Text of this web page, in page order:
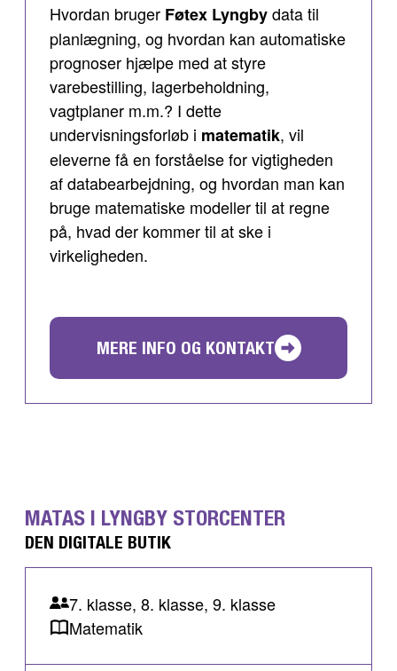
Hvordan bruger Føtex Lyngbydata til
planlægning, og hvordan kan automatiske
prognoser hjælpe med at styre
varebestilling, lagerbeholdning,
vagtplaner m.m.? I dette
undervisningsforløb i matematik, vil
eleverne få en forståelse for vigtigheden
af databearbejdning, og hvordan man kan
bruge matematiske modeller til at regne
på, hvad der kommer til at ske i
virkeligheden.
MERE INFO OG KONTAKT
MATAS I LYNGBY STORCENTER
DEN DIGITALE BUTIK
7. klasse, 8. klasse, 9. klasse
Matematik